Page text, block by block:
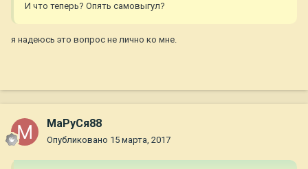
И что теперь? Опять самовыгул?
я надеюсь это вопрос не лично ко мне.
МаРуСя88
Опубликовано 15 марта, 2017